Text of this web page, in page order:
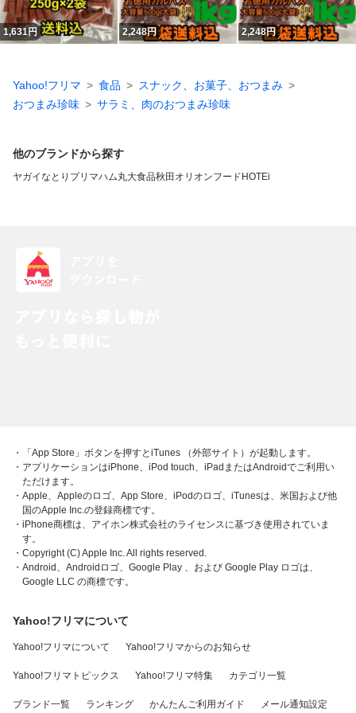
1,631円 2,248円 2,248円
Yahoo!フリマ 食品
スナック、お菓子、おつまみ
おつまみ珍味
サラミ、肉のおつまみ珍味
他のブランドから探す
ヤガイなとり プリマハム丸大食品秋田オリオンフード HOTEi
・「App Store」ボタンを押すとiTunes （外部サイト）が起動します。
・アプリケーションはiPhone、iPod touch、iPadまたはAndroidでご利用い
ただけます。
・Apple、Appleのロゴ、App Store、iPodのロゴ、iTunesは、米国および他
国のApple Inc.の登録商標です。
・iPhone商標は、アイホン株式会社のライセンスに基づき使用されていま
す。
・Copyright (C) Apple Inc. All rights reserved.
・Android、Androidロゴ、Google Play 、および Google Play ロゴは、
Google LLC の商標です。
Yahoo!フリマについて
Yahoo!フリマについて Yahoo!フリマからのお知らせ
Yahoo!フリマトピックス Yahoo!フリマ特集 カテゴリ一覧
ブランド一覧 ランキング かんたんご利用ガイド メール通知設定